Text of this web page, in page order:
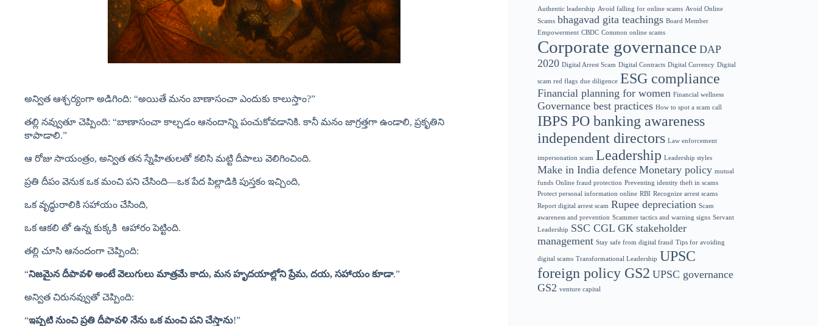
అన్విత ఆశ్చర్యంగా అడిగింది: “అయితే మనం బాణాసంచా ఎందుకు కాలుస్తాం?”
తల్లి నవ్వుతూ చెప్పింది: “బాణాసంచా కాల్చడం ఆనందాన్ని పంచుకోవడానికి. కానీ మనం జాగ్రత్తగా ఉండాలి, ప్రకృతిని
కాపాడాలి.”
ఆ రోజు సాయంత్రం, అన్విత తన స్నేహితులతో కలిసి మట్టి దీపాలు వెలిగించింది.
ప్రతి దీపం వెనుక ఒక మంచి పని చేసింది—ఒక పేద పిల్లాడికి పుస్తకం ఇచ్చింది,
ఒక వృద్ధురాలికి సహాయం చేసింది,
ఒక ఆకలి తో ఉన్న కుక్కకి ఆహారం పెట్టింది.
తల్లి చూసి ఆనందంగా చెప్పింది:
“నిజమైనదీపావళి అంటేవెలుగులు మాత్రమే కాదు, మనహృదయాల్లోనిప్రేమ, దయ, సహాయంకూడా.”
అన్విత చిరునవ్వుతో చెప్పింది:
“ఇప్పటినుంచిప్రతి దీపావళి నేను ఒకమంచిపనిచేస్తాను!”
Authentic leadership Avoid falling for online scams Avoid Online
Scams bhagavad gita teachings Board Member
Empowerment CBDC Common online scams
Corporate governance DAP
2020 Digital Arrest Scam Digital Contracts Digital Currency Digital
scam red flags due diligence ESG compliance
Financial planning for women Financial wellness
Governance best practices How to spot a scam call
IBPS PO banking awareness
independent directors Law enforcement
impersonation scam Leadership Leadership styles
Make in India defence Monetary policy mutual
funds Online fraud protection Preventing identity theft in scams
Protect personal information online RBI Recognize arrest scams
Report digital arrest scam Rupee depreciation Scam
awareness and prevention Scammer tactics and warning signs Servant
Leadership SSC CGL GK stakeholder
management Stay safe from digital fraud Tips for avoiding
digital scams Transformational Leadership UPSC
foreign policy GS2 UPSC governance
GS2 venture capital